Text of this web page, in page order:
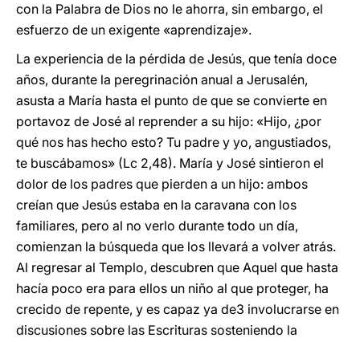
con la Palabra de Dios no le ahorra, sin embargo, el
esfuerzo de un exigente «aprendizaje».
La experiencia de la pérdida de Jesús, que tenía doce
años, durante la peregrinación anual a Jerusalén,
asusta a María hasta el punto de que se convierte en
portavoz de José al reprender a su hijo: «Hijo, ¿por
qué nos has hecho esto? Tu padre y yo, angustiados,
te buscábamos» (Lc 2,48). María y José sintieron el
dolor de los padres que pierden a un hijo: ambos
creían que Jesús estaba en la caravana con los
familiares, pero al no verlo durante todo un día,
comienzan la búsqueda que los llevará a volver atrás.
Al regresar al Templo, descubren que Aquel que hasta
hacía poco era para ellos un niño al que proteger, ha
crecido de repente, y es capaz ya de3 involucrarse en
discusiones sobre las Escrituras sosteniendo la